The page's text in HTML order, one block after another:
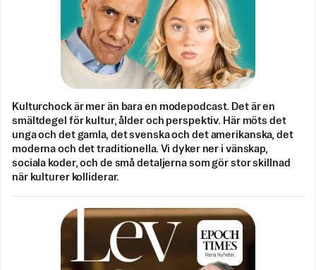
Kulturchock är mer än bara en modepodcast. Det är en
smältdegel för kultur, ålder och perspektiv. Här möts det
unga och det gamla, det svenska och det amerikanska, det
moderna och det traditionella. Vi dyker ner i vänskap,
sociala koder, och de små detaljerna som gör stor skillnad
när kulturer kolliderar.